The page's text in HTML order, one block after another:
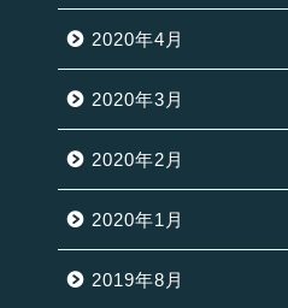
2020年4月
2020年3月
2020年2月
2020年1月
2019年8月